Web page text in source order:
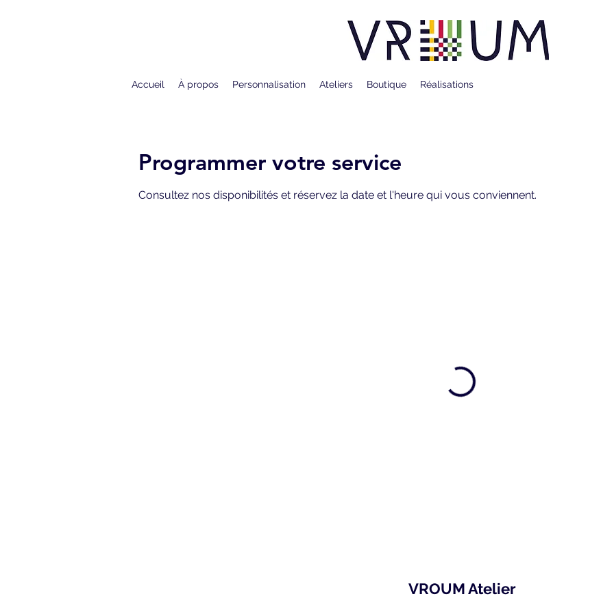
Accueil À propos Personnalisation Ateliers Boutique Réalisations
Programmer votre service
Consultez nos disponibilités et réservez la date et l'heure qui vous conviennent.
VROUM Atelier